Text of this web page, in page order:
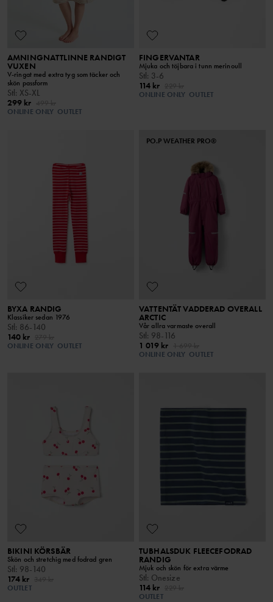
AMNINGNATTLINNE RANDIGT
VUXEN
V-ringat med extra tyg som täcker och
skön passform
Stl: XS-XL
299 kr
ONLINE ONLY OUTLET
FINGERVANTAR
Mjuka och töjbara i tunn merinoull
Stl: 3-6
114 kr
ONLINE ONLY OUTLET
BYXA RANDIG
Klassiker sedan 1976
Stl: 86-140
140 kr
ONLINE ONLY OUTLET
PO.P WEATHER PRO®
VATTENTÄT VADDERAD OVERALL
ARCTIC
Vår allra varmaste overall
Stl: 98-116
1 019 kr
ONLINE ONLY OUTLET
BIKINI KÖRSBÄR
Skön och stretchig med fodrad gren
Stl: 98-140
174 kr
OUTLET
TUBHALSDUK FLEECEFODRAD
RANDIG
Mjuk och skön för extra värme
Stl: Onesize
114 kr
OUTLET